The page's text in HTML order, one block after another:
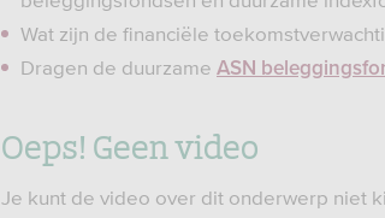
Wat zijn de financiële
Dragen de duurzame ASN
Oeps! Geen video
Je kunt de video over dit onderwerp niet